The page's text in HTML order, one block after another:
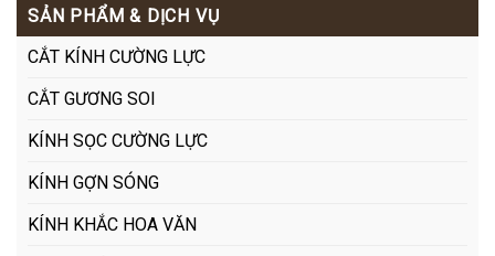
SẢN PHẨM & DỊCH VỤ
CẮT KÍNH CƯỜNG LỰC
CẮT GƯƠNG SOI
KÍNH SỌC CƯỜNG LỰC
KÍNH GỢN SÓNG
KÍNH KHẮC HOA VĂN